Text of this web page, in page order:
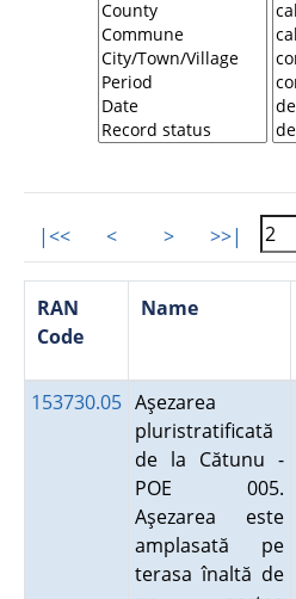
|<< < > >>|
RAN
Code
Name
153730.05 Aşezarea
pluristratificată
de la Cătunu -
POE 005.
Aşezarea este
amplasată pe
terasa înaltă de